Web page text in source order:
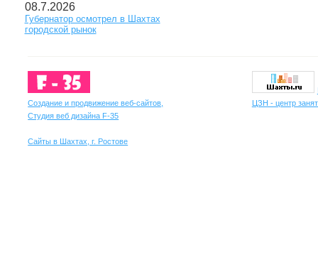
08.7.2026
Губернатор осмотрел в Шахтах
городской рынок
Создание и продвижение веб-сайтов,
Студия веб дизайна F-35
Сайты в Шахтах, г. Ростове
ЦЗН - центр